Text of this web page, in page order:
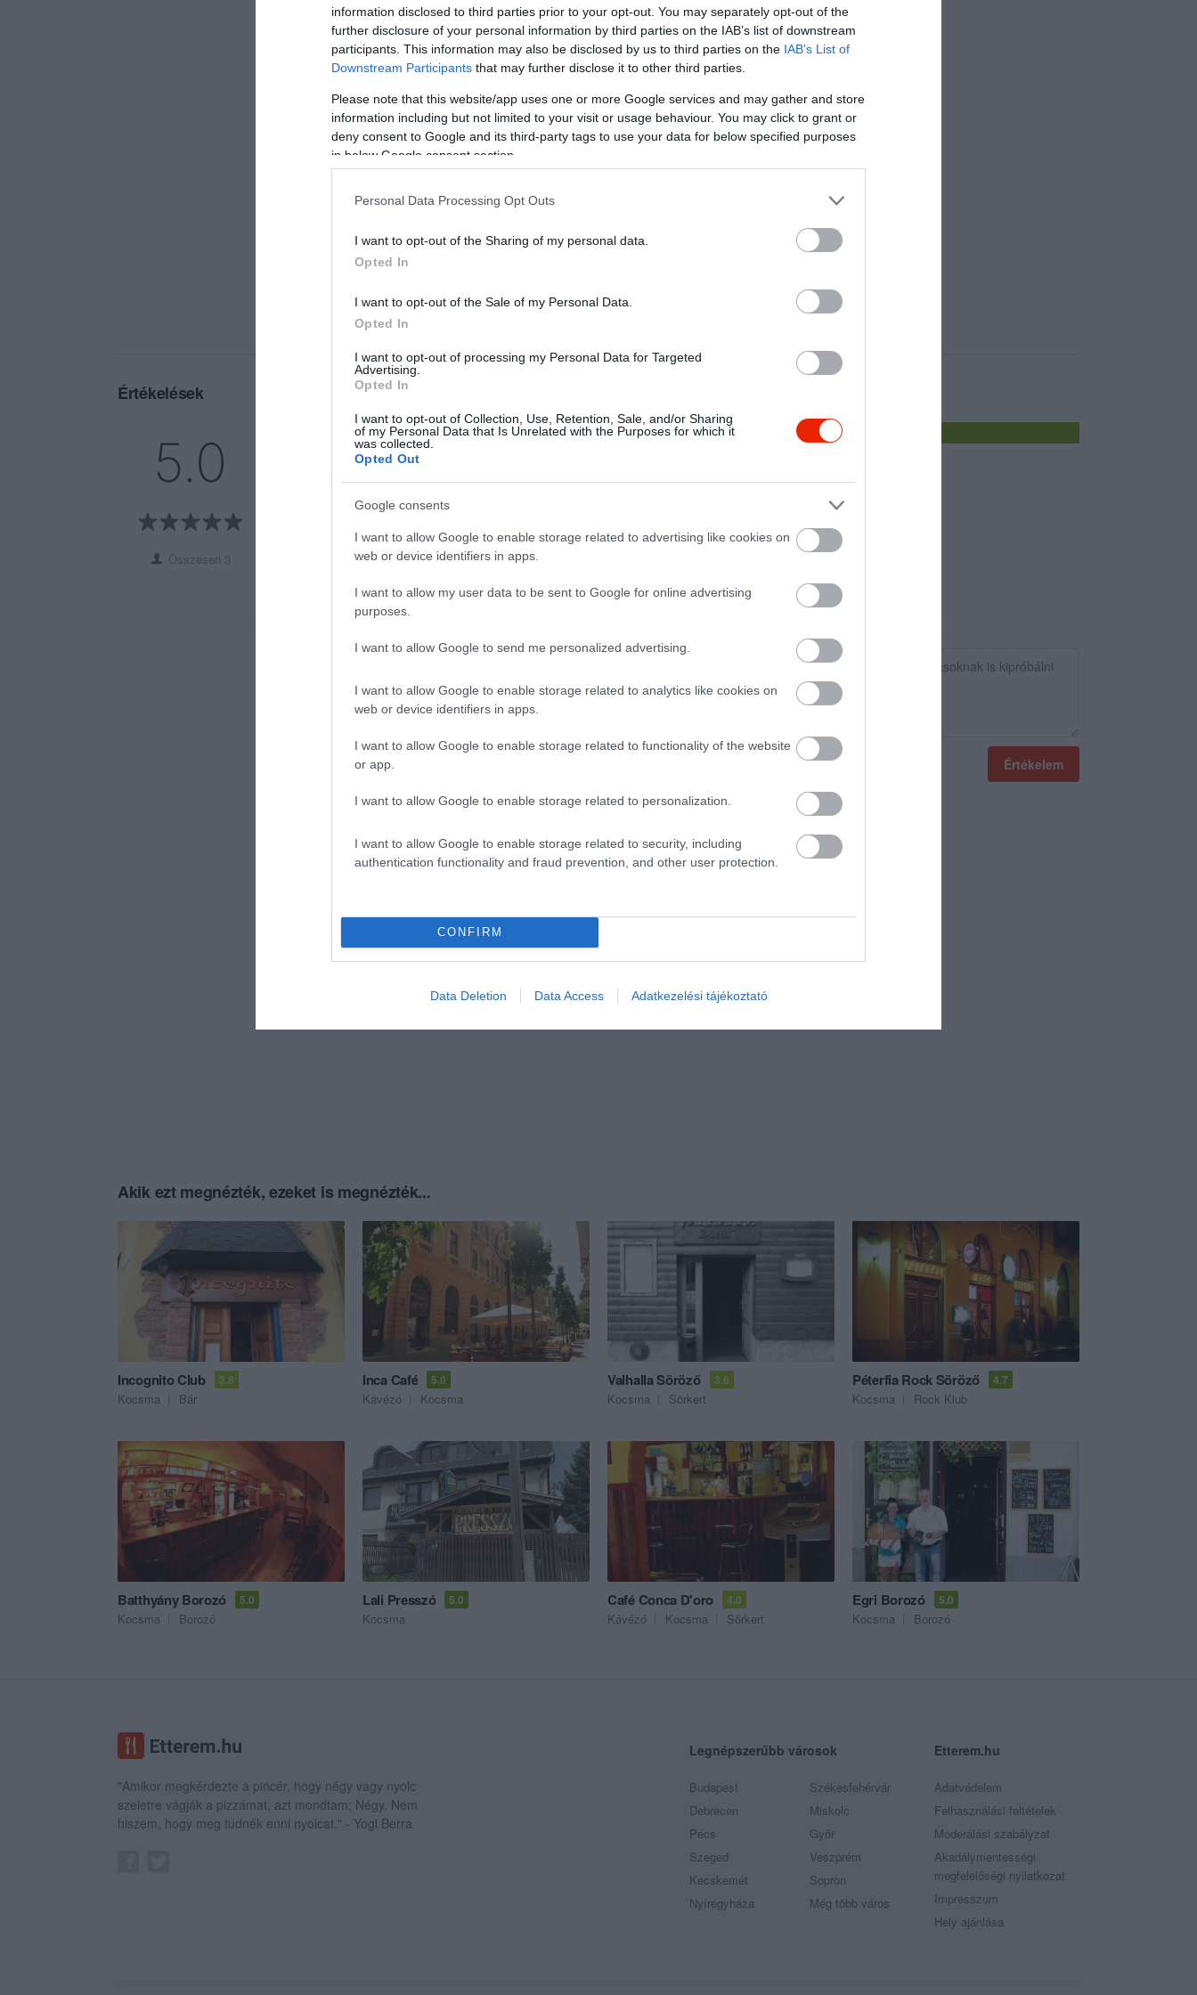
information disclosed to third parties prior to your opt-out. You may separately opt-out of the
further disclosure of your personal information by third parties on the IAB’s list of downstream
participants. This information may also be disclosed by us to third parties on the IAB’s List of
Downstream Participants that may further disclose it to other third parties.
Please note that this website/app uses one or more Google services and may gather and store
information including but not limited to your visit or usage behaviour. You may click to grant or
deny consent to Google and its third-party tags to use your data for below specified purposes
in below Google consent section.
Personal Data Processing Opt Outs
I want to opt-out of the Sharing of my personal data.
Opted In
I want to opt-out of the Sale of my Personal Data.
Opted In
I want to opt-out of processing my Personal Data for Targeted
Advertising.
Opted In
I want to opt-out of Collection, Use, Retention, Sale, and/or Sharing
of my Personal Data that Is Unrelated with the Purposes for which it
was collected.
Opted Out
Google consents
I want to allow Google to enable storage related to advertising like cookies on
web or device identifiers in apps.
I want to allow my user data to be sent to Google for online advertising
purposes.
I want to allow Google to send me personalized advertising.
I want to allow Google to enable storage related to analytics like cookies on
web or device identifiers in apps.
I want to allow Google to enable storage related to functionality of the website
or app.
I want to allow Google to enable storage related to personalization.
I want to allow Google to enable storage related to security, including
authentication functionality and fraud prevention, and other user protection.
CONFIRM
Data Deletion Data Access Adatkezelési tájékoztató
Értékelések
5.0
Összesen 3
Értékelem
Akik ezt megnézték, ezeket is megnézték...
Incognito Club 3.8
Kocsma Bár
Inca Café 5.0
Kávézó Kocsma
Valhalla Söröző 3.8
Kocsma Sörkert
Péterfia Rock Söröző 4.7
Kocsma Rock Klub
Batthyány Borozó 5.0
Kocsma Borozó
Lali Presszó 5.0
Kocsma
Café Conca D'oro 4.0
Kávézó Kocsma Sörkert
Egri Borozó 5.0
Kocsma Borozó
"Amikor megkérdezte a pincér, hogy négy vagy nyolc
szeletre vágják a pizzámat, azt mondtam; Négy. Nem
hiszem, hogy meg tudnék enni nyolcat." - Yogi Berra
Legnépszerűbb városok
Budapest
Debrecen
Pécs
Szeged
Kecskemét
Nyíregyháza
Székesfehérvár
Miskolc
Győr
Veszprém
Sopron
Még több város
Etterem.hu
Adatvédelem
Felhasználási feltételek
Moderálási szabályzat
Akadálymentességi
megfelelőségi nyilatkozat
Impresszum
Hely ajánlása